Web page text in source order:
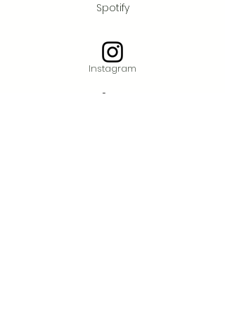
Spotify
Instagram